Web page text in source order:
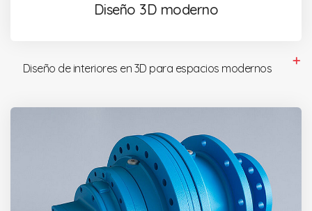
Diseño 3D moderno
Diseño de interiores en 3D para espacios modernos